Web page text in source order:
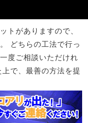
トがありますので、
どちらの工法で行っ
度ご相談いただけれ
で、最善の方法を提